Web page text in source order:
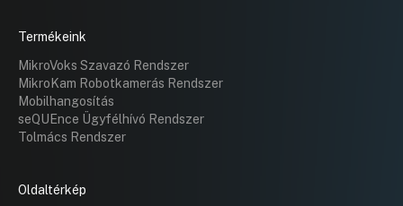
Termékeink
MikroVoks Szavazó Rendszer
MikroKam Robotkamerás Rendszer
Mobilhangosítás
seQUEnce Ügyfélhívó Rendszer
Tolmács Rendszer
Oldaltérkép